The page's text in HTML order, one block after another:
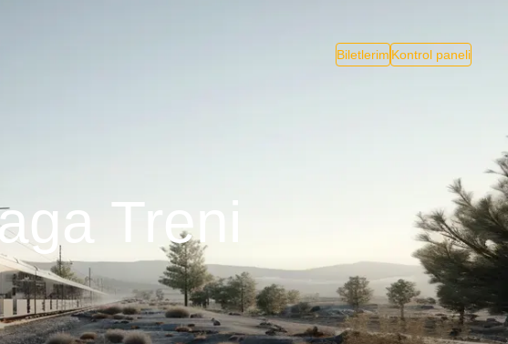
Biletlerim Kontrol paneli
Treni